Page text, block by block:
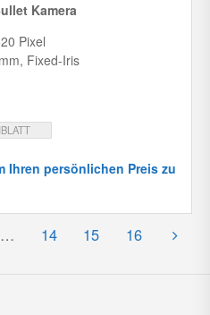
Kamera
Pixel
Fixed-Iris
Ihren persönlichen Preis zu
… 14 15 16